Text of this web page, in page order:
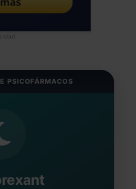
PSICOFÁRMACOS